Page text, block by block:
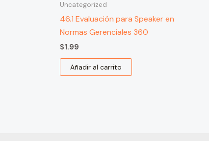
Uncategorized
46.1 Evaluación para Speaker en
Normas Gerenciales 360
$1.99
Añadir al carrito